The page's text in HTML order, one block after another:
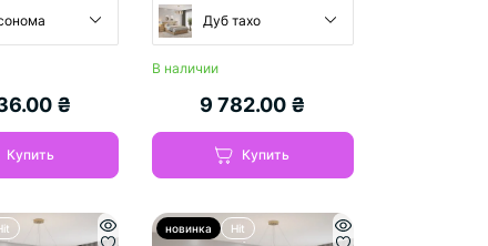
₴
Купить
Дуб тахо
В наличии
9 782.00 ₴
Купить
новинка Hit